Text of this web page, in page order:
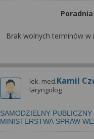
Brak wolnych terminów
lek. med.Kamil
laryngolog
SAMODZIELNY
MINISTERSTWA SPRAW